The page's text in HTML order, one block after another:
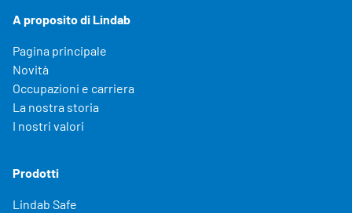
A proposito di Lindab
Pagina principale
Novità
Occupazioni e carriera
La nostra storia
I nostri valori
Prodotti
Lindab Safe